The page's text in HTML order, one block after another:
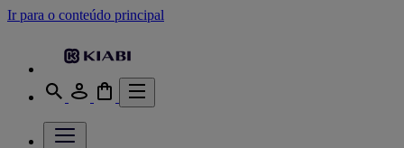
Ir para o conteúdo principal